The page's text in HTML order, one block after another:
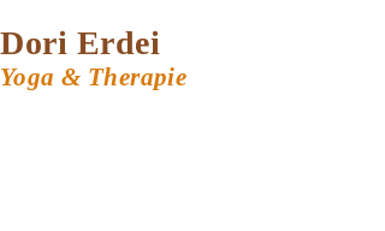
Dori Erdei
Yoga & Therapie